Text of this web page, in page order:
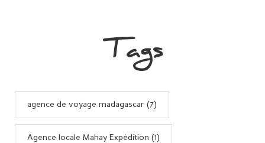
Tags
agence de voyage madagascar (7)
Agence locale Mahay Expédition (1)